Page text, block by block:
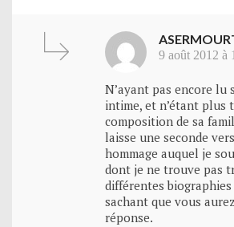
9 août 2012 à
N’ayant pas encore lu
intime, et n’étant plus
composition de sa
laisse une seconde
hommage auquel je
dont je ne trouve pas
différentes
sachant que vous
réponse.